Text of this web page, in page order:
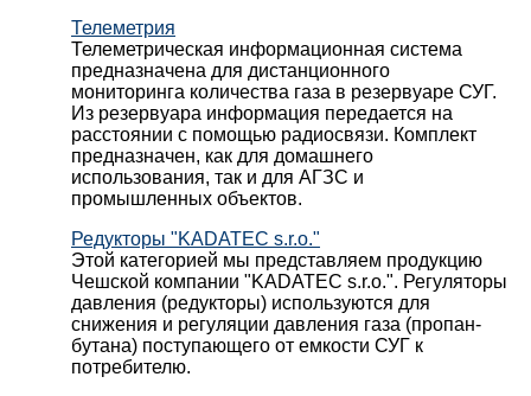
Телеметрия
Телеметрическая информационная система
предназначена для дистанционного
мониторинга количества газа в резервуаре СУГ.
Из резервуара информация передается на
расстоянии с помощью радиосвязи. Комплект
предназначен, как для домашнего
использования, так и для АГЗС и
промышленных объектов.
Редукторы "KADATEC s.r.o."
Этой категорией мы представляем продукцию
Чешской компании "KADATEC s.r.o.". Регуляторы
давления (редукторы) используются для
снижения и регуляции давления газа (пропан-
бутана) поступающего от емкости СУГ к
потребителю.